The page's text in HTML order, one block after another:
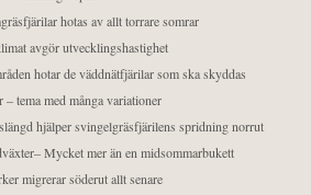
hotas av allt torrare somrar
avgör utvecklingshastighet
hotar de väddnätfjärilar som ska skyddas
– tema med många variationer
hjälper svingelgräsfjärilens spridning norrut
Mycket mer än en midsommarbukett
migrerar söderut allt senare